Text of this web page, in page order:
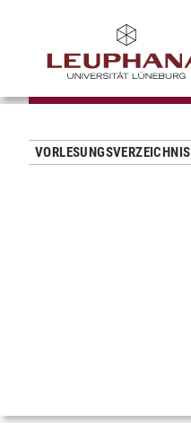
VORLESUNGSVERZEICHNIS